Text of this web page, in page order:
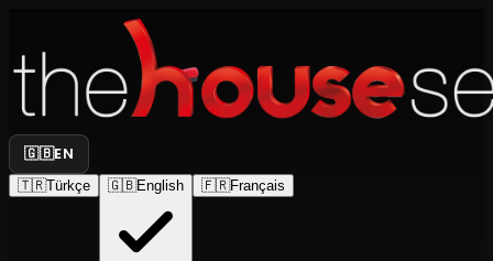
🇬🇧EN
🇹🇷Türkçe 🇬🇧English 🇫🇷Français